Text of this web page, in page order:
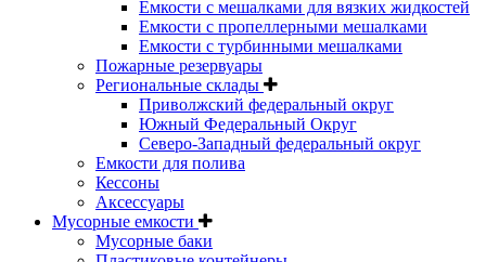
Емкости с мешалками для вязких жидкостей
Емкости с пропеллерными мешалками
Емкости с турбинными мешалками
Пожарные резервуары
Региональные склады
Приволжский федеральный округ
Южный Федеральный Округ
Северо-Западный федеральный округ
Емкости для полива
Кессоны
Аксессуары
Мусорные емкости
Мусорные баки